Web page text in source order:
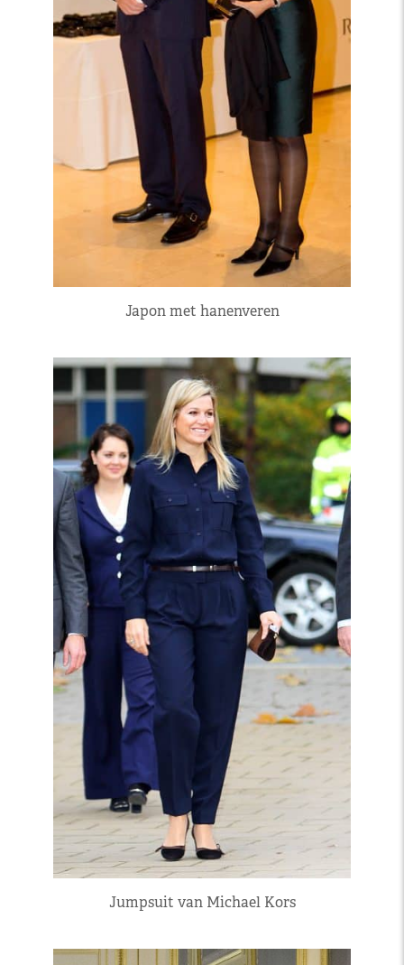
Japon met hanenveren
Jumpsuit van Michael Kors